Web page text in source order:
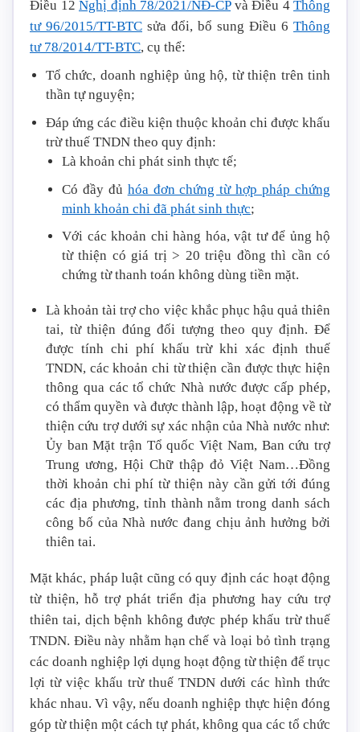
Điều 12 Nghị định 78/2021/NĐ-CPvà Điều 4 Thông
tư 96/2015/TT-BTC sửa đổi, bổ sung Điều 6 Thông
tư 78/2014/TT-BTC, cụ thể:
Tổ chức, doanh nghiệp ủng hộ, từ thiện trên tinh
thần tự nguyện;
Đáp ứng các điều kiện thuộc khoản chi được khấu
trừ thuế TNDN theo quy định:
Là khoản chi phát sinh thực tế;
Có đầy đủ hóa đơn chứng từ hợp pháp chứng
minh khoản chi đã phát sinh thực;
Với các khoản chi hàng hóa, vật tư để ủng hộ
từ thiện có giá trị > 20 triệu đồng thì cần có
chứng từ thanh toán không dùng tiền mặt.
Là khoản tài trợ cho việc khắc phục hậu quả thiên
tai, từ thiện đúng đối tượng theo quy định. Để
được tính chi phí khấu trừ khi xác định thuế
TNDN, các khoản chi từ thiện cần được thực hiện
thông qua các tổ chức Nhà nước được cấp phép,
có thẩm quyền và được thành lập, hoạt động về từ
thiện cứu trợ dưới sự xác nhận của Nhà nước như:
Ủy ban Mặt trận Tổ quốc Việt Nam, Ban cứu trợ
Trung ương, Hội Chữ thập đỏ Việt Nam…Đồng
thời khoản chi phí từ thiện này cần gửi tới đúng
các địa phương, tỉnh thành nằm trong danh sách
công bố của Nhà nước đang chịu ảnh hưởng bởi
thiên tai.
Mặt khác, pháp luật cũng có quy định các hoạt động
từ thiện, hỗ trợ phát triển địa phương hay cứu trợ
thiên tai, dịch bệnh không được phép khấu trừ thuế
TNDN. Điều này nhằm hạn chế và loại bỏ tình trạng
các doanh nghiệp lợi dụng hoạt động từ thiện để trục
lợi từ việc khấu trừ thuế TNDN dưới các hình thức
khác nhau. Vì vậy, nếu doanh nghiệp thực hiện đóng
góp từ thiện một cách tự phát, không qua các tổ chức